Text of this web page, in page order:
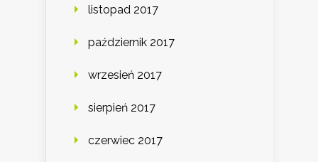
listopad 2017
październik 2017
wrzesień 2017
sierpień 2017
czerwiec 2017